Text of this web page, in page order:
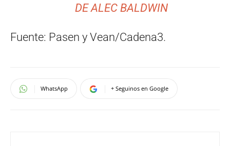
DE ALEC BALDWIN
Fuente: Pasen y Vean/Cadena3.
WhatsApp + Seguinos en Google